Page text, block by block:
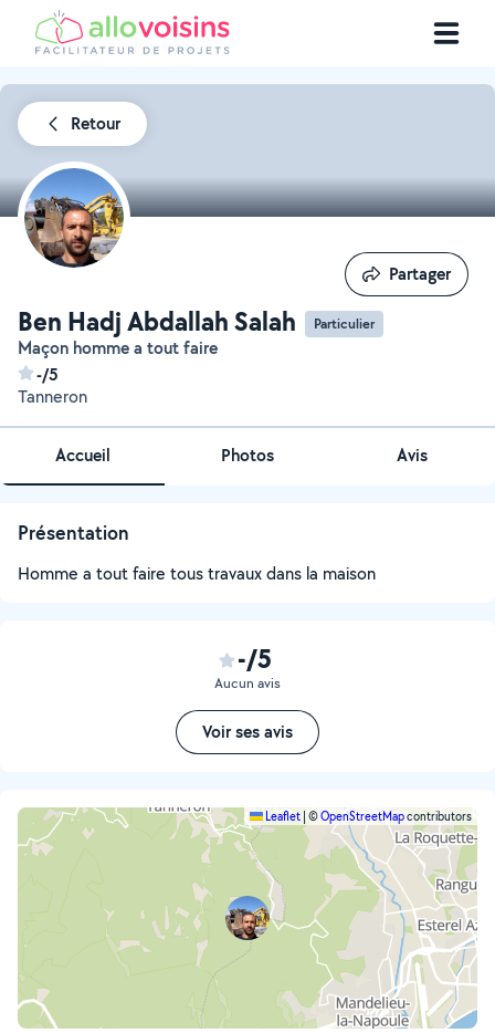
Retour
Ben Hadj Abdallah Salah Particulier
Maçon homme a tout faire
-/5
Tanneron
Partager
Partager
Accueil Photos Avis
Présentation
Homme a tout faire tous travaux dans la maison
-/5
Aucun avis
Voir ses avis
Leaflet ©OpenStreetMapcontributors